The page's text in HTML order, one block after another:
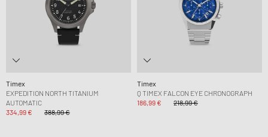
Timex
EXPEDITION NORTH TITANIUM
AUTOMATIC
334,99 €
388,99 €
Timex
Q TIMEX FALCON EYE CHRONOGRAPH
186,99 €
218,99 €